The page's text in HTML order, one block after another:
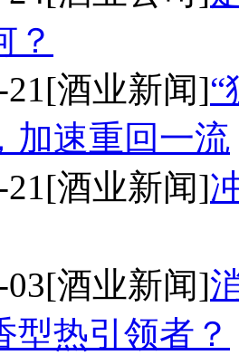
？
[酒业新闻]“
加速重回一流
[酒业新闻]
[酒业新闻]
型热引领者？